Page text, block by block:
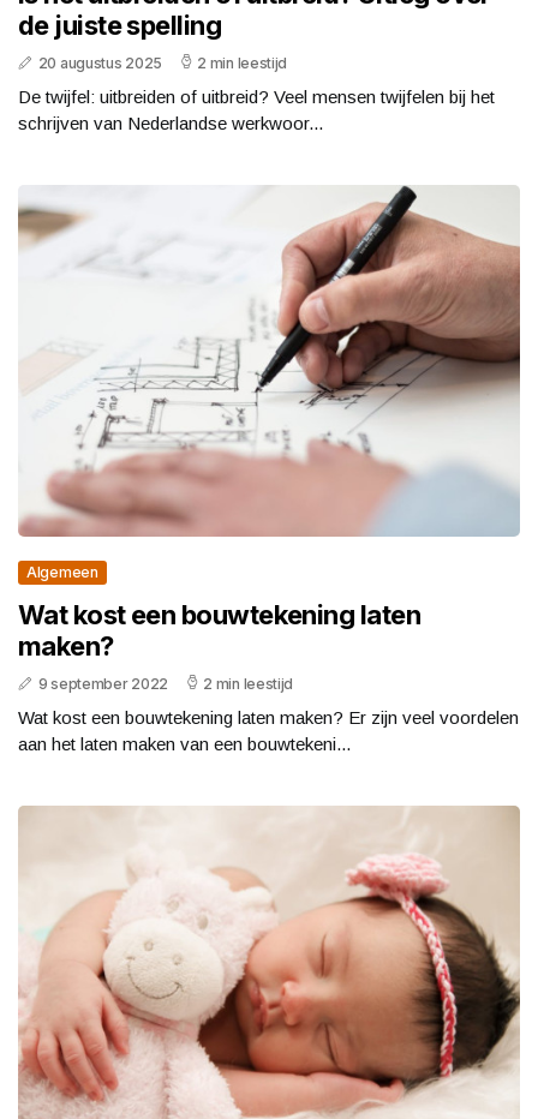
de juiste spelling
20 augustus 2025 2 min leestijd
De twijfel: uitbreiden of uitbreid? Veel mensen twijfelen bij het
schrijven van Nederlandse werkwoor...
Algemeen
Wat kost een bouwtekening laten
maken?
9 september 2022 2 min leestijd
Wat kost een bouwtekening laten maken? Er zijn veel voordelen
aan het laten maken van een bouwtekeni...